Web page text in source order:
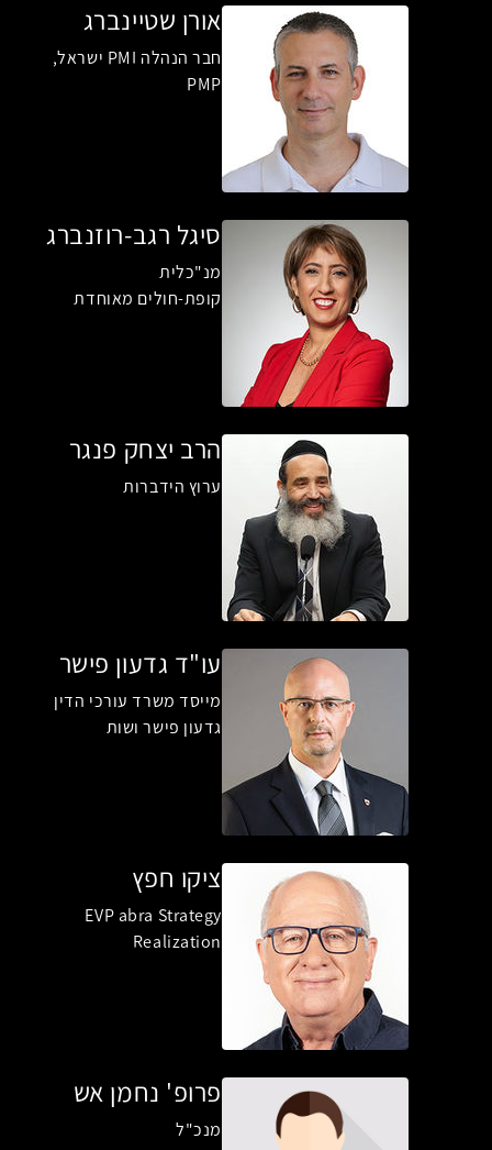
אורן שטיינברג
חבר הנהלה PMI ישראל,
PMP
סיגל רגב-רוזנברג
מנ"כלית
קופת-חולים מאוחדת
הרב יצחק פנגר
ערוץ הידברות
עו"ד גדעון פישר
מייסד משרד עורכי הדין
גדעון פישר ושות
ציקו חפץ
EVP abra Strategy
Realization
פרופ' נחמן אש
מנכ"ל